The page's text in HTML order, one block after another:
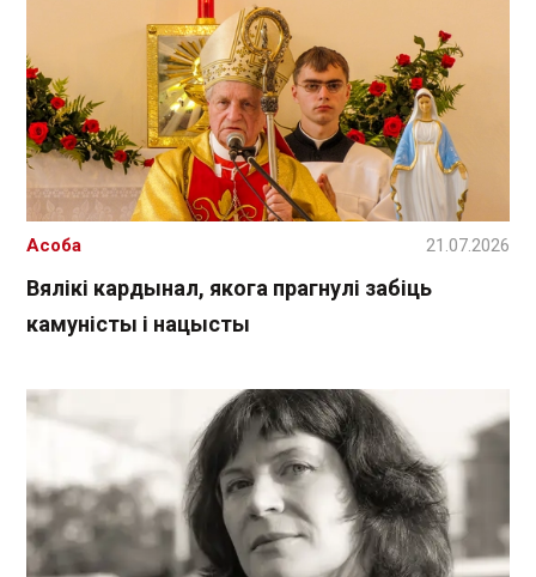
Вялікі кардынал, якога прагнулі забіць
камуністы і нацысты
Асоба 21.07.2026